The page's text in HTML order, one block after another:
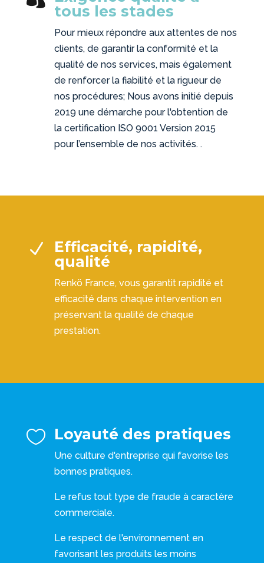
tous les stades
Pour mieux répondre aux attentes de nos
clients, de garantir la conformité et la
qualité de nos services, mais également
de renforcer la fiabilité et la rigueur de
nos procédures; Nous avons initié depuis
2019 une démarche pour l'obtention de
la certification ISO 9001 Version 2015
pour l’ensemble de nos activités. .
N
Efficacité, rapidité,
qualité
Renkö France, vous garantit rapidité et
efficacité dans chaque intervention en
préservant la qualité de chaque
prestation.
 Loyauté des pratiques
Une culture d'entreprise qui favorise les
bonnes pratiques.
Le refus tout type de fraude à caractère
commerciale.
Le respect de l'environnement en
favorisant les produits les moins